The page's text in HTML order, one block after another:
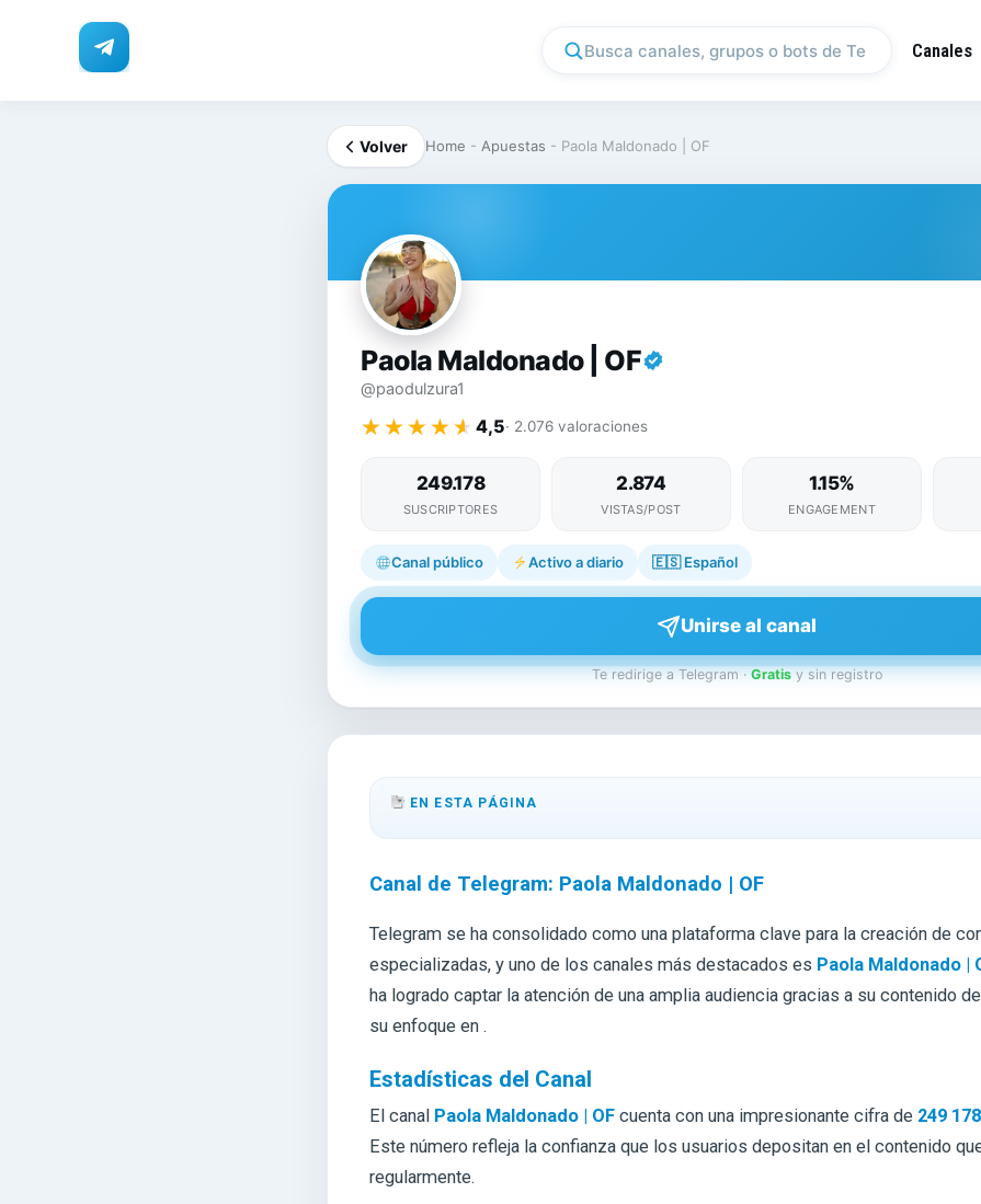
Canales
Volver Home - Apuestas - Paola Maldonado | OF
PA
Paola Maldonado | OF
@paodulzura1
★★★★★
★★★★★ 4,5· 2.076 valoraciones
249.178
SUSCRIPTORES
2.874
VISTAS/POST
1.15%
ENGAGEMENT
Canal público Activo a diario 🇪🇸Español
Unirse al canal
Te redirige a Telegram · Gratisy sin registro
EN ESTA PÁGINA
Canal de Telegram: Paola Maldonado | OF
Telegram se ha consolidado como una plataforma clave para la creación de
especializadas, y uno de los canales más destacados es Paola Maldonado |
ha logrado captar la atención de una amplia audiencia gracias a su contenido
su enfoque en .
Estadísticas del Canal
El canal Paola Maldonado | OF cuenta con una impresionante cifra de 249 178
Este número refleja la confianza que los usuarios depositan en el contenido
regularmente.